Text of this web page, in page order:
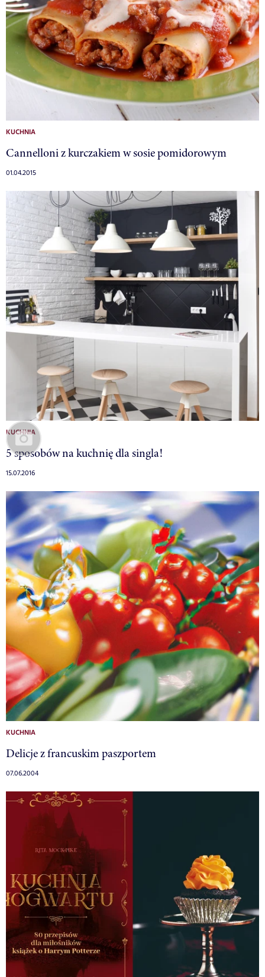
KUCHNIA
Cannelloni z kurczakiem w sosie pomidorowym
01.04.2015
KUCHNIA
5 sposobów na kuchnię dla singla!
15.07.2016
KUCHNIA
Delicje z francuskim paszportem
07.06.2004